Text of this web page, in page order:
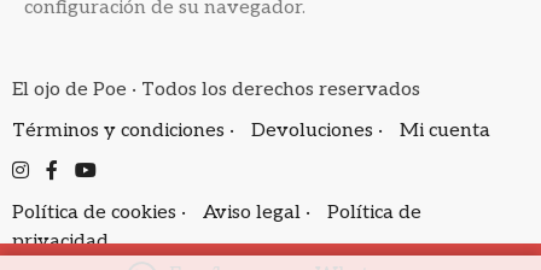
configuración de su navegador.
El ojo de Poe · Todos los derechos reservados
Términos y condiciones ·
Devoluciones · Mi cuenta
Política de cookies · Aviso legal ·
Política de
privacidad